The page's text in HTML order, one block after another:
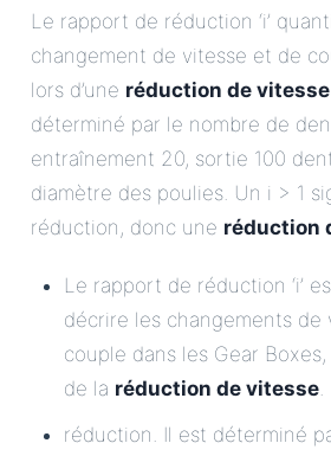
Le rapport de réduction ‘i’
changement de vitesse et de
lors d’une réduction de vitesse
déterminé par le nombre de
entraînement 20, sortie 100
diamètre des poulies. Un i > 1
réduction, donc une réduction
Le rapport de réduction ‘i’
décrire les changements de
couple dans les Gear
de la réduction de vitesse.
réduction. Il est déterminé